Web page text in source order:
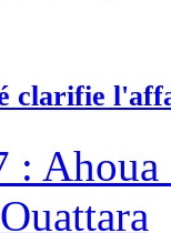
clarifie
: